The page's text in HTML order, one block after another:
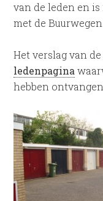
van de leden en
met de Buurwegen.
Het verslag van
ledenpagina
hebben ontvangen.